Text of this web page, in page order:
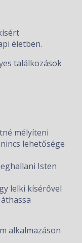
életben.
találkozások
mélyíteni
lehetősége
Isten
lelki kísérővel
alkalmazáson